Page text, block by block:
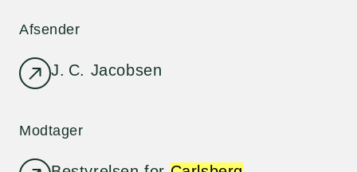
Afsender
J. C. Jacobsen
Modtager